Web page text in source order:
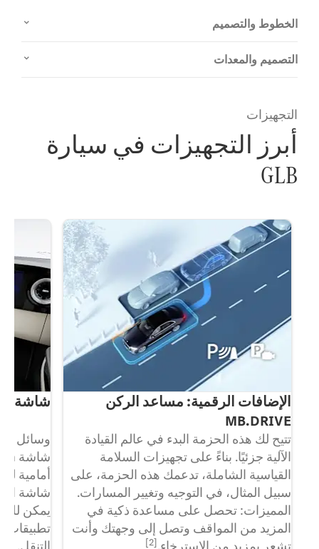
الخطوط والتصميم
التصميم والمعدات
التجهيزات
أبرز التجهيزات في سيارة
GLB
الإضافات الرقمية: مساعد الركن
MB.DRIVE
تتيح لك هذه الحزمة البدء في عالم القيادة
الآلية جزئيًا. بناءً على تجهيزات السلامة
القياسية الشاملة، تدعمك هذه الحزمة، على
سبيل المثال، في التوجيه وتغيير المسارات.
المميزات: تحصل على مساعدة ذكية في
المزيد من المواقف وتصل إلى وجهتك وأنت
[2]
شاشة MBUX Superscreen
وسائل
شاشة
يمكن
تطبيقات